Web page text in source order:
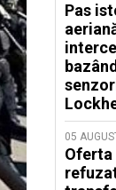
Pas
05